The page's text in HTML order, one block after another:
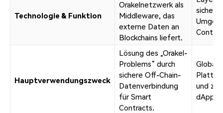
Technologie & Funktion
Orakelnetzwerk als
Middleware, das
externe Daten an
Blockchains liefert.
sichere
Hauptverwendungszweck
Lösung des „Orakel-
Problems“ durch
sichere Off-Chain-
Datenverbindung
für Smart
Contracts.
und
dApps.